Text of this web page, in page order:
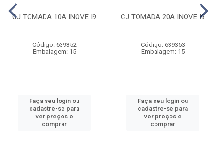
CJ TOMADA 10A INOVE I9
Código: 639352
Embalagem: 15
Faça seu login ou
cadastre-se para
ver preços e
comprar
CJ TOMADA 20A INOVE I9
Código: 639353
Embalagem: 15
Faça seu login ou
cadastre-se para
ver preços e
comprar